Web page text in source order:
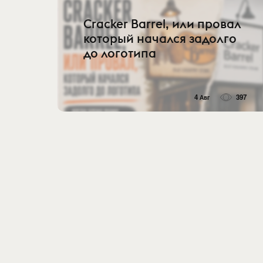
Cracker Barrel, или провал
который начался задолго
до логотипа
4 Авг 397